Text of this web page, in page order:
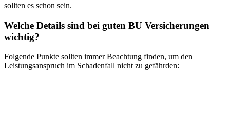
sollten es schon sein.
Welche Details sind bei guten BU Versicherungen
wichtig?
Folgende Punkte sollten immer Beachtung finden, um den
Leistungsanspruch im Schadenfall nicht zu gefährden: